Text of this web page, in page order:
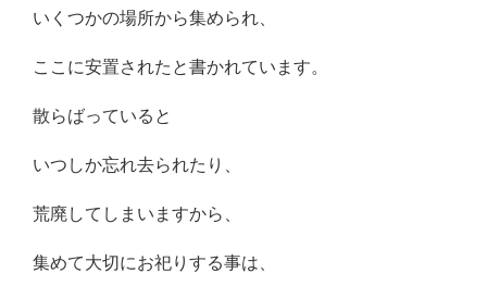
いくつかの場所から集められ、
ここに安置されたと書かれています。
散らばっていると
いつしか忘れ去られたり、
荒廃してしまいますから、
集めて大切にお祀りする事は、